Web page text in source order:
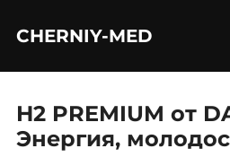
CHERNIY-MED
H2 PREMIUM от
Энергия,